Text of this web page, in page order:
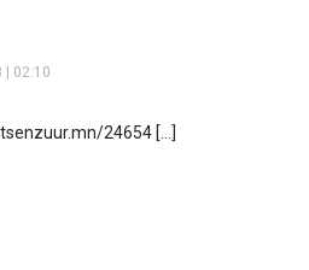
| 02:10
24654 […]